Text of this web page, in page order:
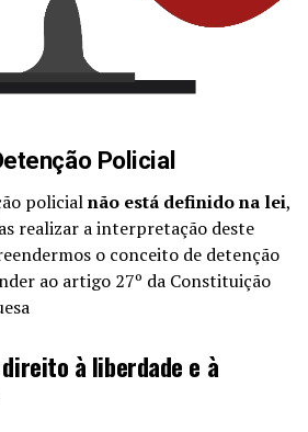
Policial
policialnão está definido na lei,
realizar a interpretação deste
o conceito de detenção
ao artigo 27º da Constituição
à liberdade e à